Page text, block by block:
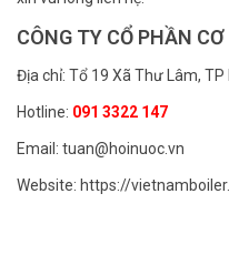
CÔNG TY CỔ PHẦN
Địa chỉ: Tổ 19 Xã Thư Lâm, TP
Hotline: 091 3322 147
Email: tuan@hoinuoc.vn
Website: https://